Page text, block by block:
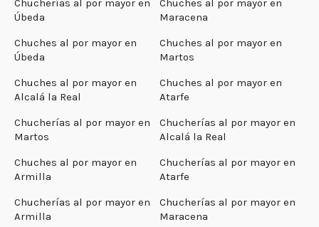
Úbeda
Maracena
Chuches al por mayor en
Úbeda
Chuches al por mayor en
Martos
Chuches al por mayor en
Alcalá la Real
Chuches al por mayor en
Atarfe
Chucherías al por mayor en
Martos
Chucherías al por mayor en
Alcalá la Real
Chuches al por mayor en
Armilla
Chucherías al por mayor en
Atarfe
Chucherías al por mayor en
Armilla
Chucherías al por mayor en
Maracena